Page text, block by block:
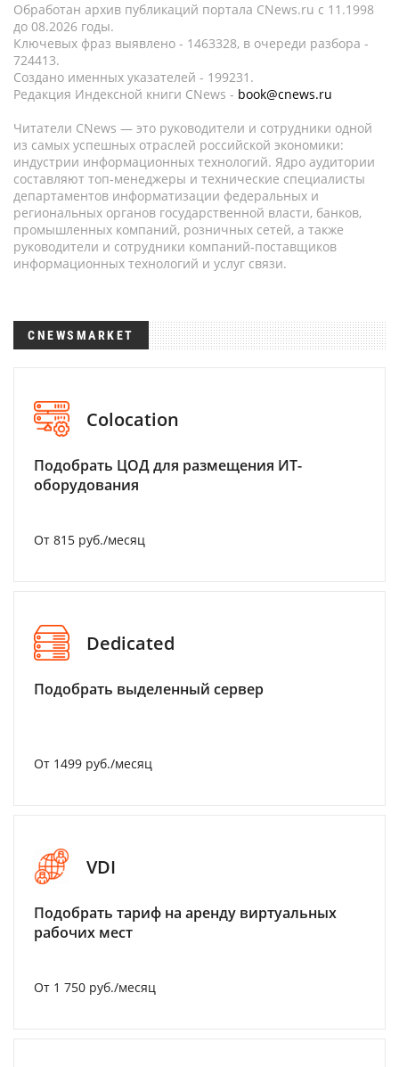
Обработан архив публикаций портала CNews.ru c 11.1998
до 08.2026 годы.
Ключевых фраз выявлено - 1463328, в очереди разбора -
724413.
Создано именных указателей - 199231.
Редакция Индексной книги CNews - book@cnews.ru
Читатели CNews — это руководители и сотрудники одной
из самых успешных отраслей российской экономики:
индустрии информационных технологий. Ядро аудитории
составляют топ-менеджеры и технические специалисты
департаментов информатизации федеральных и
региональных органов государственной власти, банков,
промышленных компаний, розничных сетей, а также
руководители и сотрудники компаний-поставщиков
информационных технологий и услуг связи.
CNEWSMARKET
Colocation
Подобрать ЦОД для размещения ИТ-
оборудования
От 815 руб./месяц
Dedicated
Подобрать выделенный сервер
От 1499 руб./месяц
VDI
Подобрать тариф на аренду виртуальных
рабочих мест
От 1 750 руб./месяц